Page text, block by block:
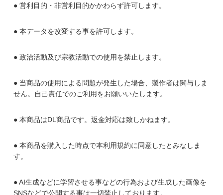
● 営利目的・非営利目的かかわらず許可します。
● 本データを改変する事を許可します。
● 政治活動及び宗教活動での使用を禁止します。
● 当商品の使用による問題が発生した場合、製作者は関与しま
せん。自己責任でのご利用をお願いいたします。
● 本商品はDL商品です。返金対応は致しかねます。
● 本商品を購入した時点で本利用規約に同意したとみなしま
す。
● AI生成などに学習させる事などの行為および生成した画像を
SNSなどで公開する事は一切禁止しております。